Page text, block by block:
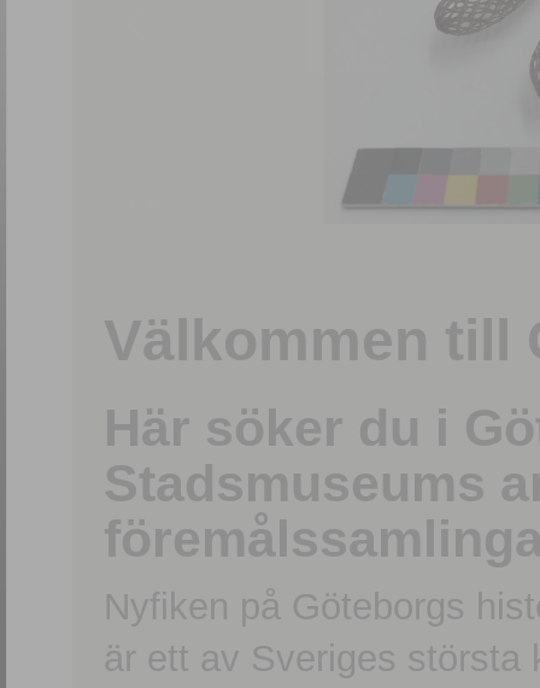
Välkommen till
Här söker du i
Stadsmuseums
Nyfiken på Göteborgs
är ett av Sveriges största